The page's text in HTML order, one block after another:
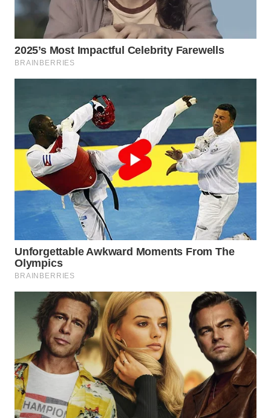
WN
PRIANGAN
TIMUR
WN
WN
SOLO
WN
BOROBUDUR
WN
MADURA
WN
SURABAYA
WN
NATUNA
WN
BINTAN
MANDALIKA